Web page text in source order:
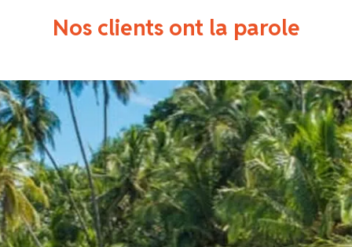
Nos clients ont la parole